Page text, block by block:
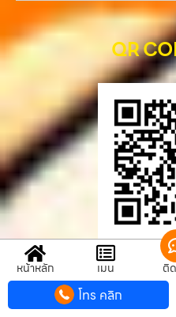
QR
QR
รับซื้อขา
หน้าหลัก เมนู ติ
โทร คลิก